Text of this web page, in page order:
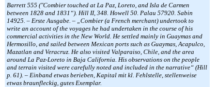
Barrett 555 (″Combier touched at La Paz, Loreto, and Isla de Carmen
between 1828 and 1831“). Hill II, 348. Howell 50. Palau 57920. Sabin
14925. – Erste Ausgabe. – „Combier (a French merchant) undertook to
write an account of the voyages he had undertaken in the course of his
commercial activities in the New World. He settled mainly in Guaymas and
Hermosillo, and sailed between Mexican ports such as Guaymas, Acapulco,
Mazatlan and Veracruz. He also visited Valparaiso, Chile, and the area
around La Paz-Loreto in Baja California. His observations on the people
and terrain visited were carefully noted and included in the narrative“ (Hill
p. 61). – Einband etwas berieben, Kapital mit kl. Fehlstelle, stellenweise
etwas braunfleckig, gutes Exemplar.